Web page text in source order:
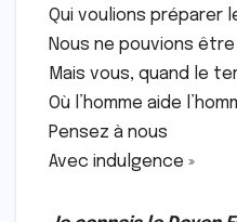
Qui voulions préparer
Nous ne pouvions
Mais vous, quand le
Où l’homme aide
Pensez à nous
Avec indulgence »